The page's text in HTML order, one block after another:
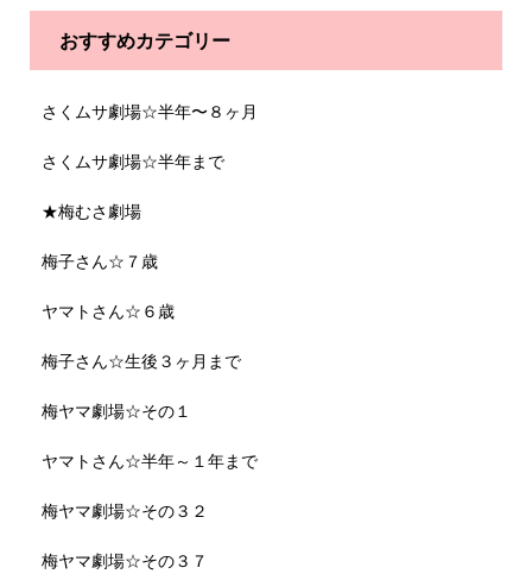
おすすめカテゴリー
さくムサ劇場☆半年〜８ヶ月
さくムサ劇場☆半年まで
★梅むさ劇場
梅子さん☆７歳
ヤマトさん☆６歳
梅子さん☆生後３ヶ月まで
梅ヤマ劇場☆その１
ヤマトさん☆半年～１年まで
梅ヤマ劇場☆その３２
梅ヤマ劇場☆その３７